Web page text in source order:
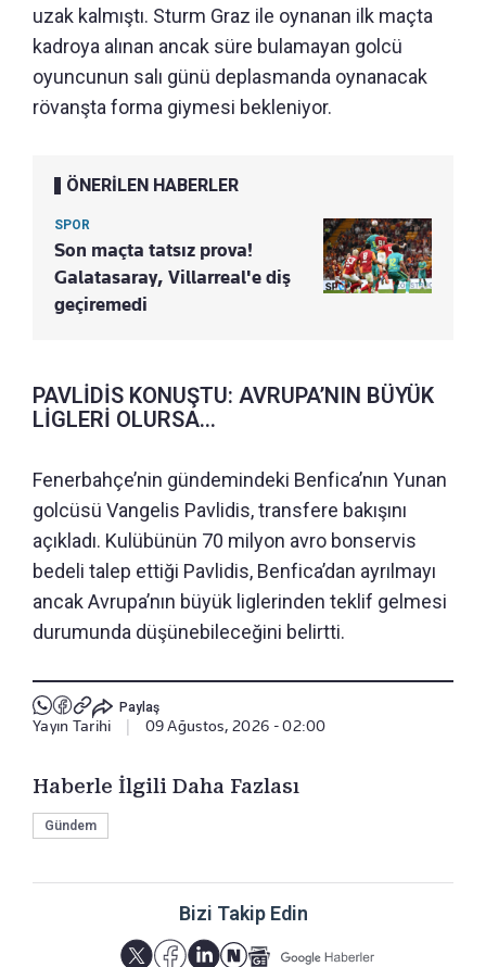
uzak kalmıştı. Sturm Graz ile oynanan ilk maçta
kadroya alınan ancak süre bulamayan golcü
oyuncunun salı günü deplasmanda oynanacak
rövanşta forma giymesi bekleniyor.
ÖNERİLEN HABERLER
SPOR
Son maçta tatsız prova!
Galatasaray, Villarreal'e diş
geçiremedi
PAVLİDİS KONUŞTU: AVRUPA’NIN BÜYÜK
LİGLERİ OLURSA...
Fenerbahçe’nin gündemindeki Benfica’nın Yunan
golcüsü Vangelis Pavlidis, transfere bakışını
açıkladı. Kulübünün 70 milyon avro bonservis
bedeli talep ettiği Pavlidis, Benfica’dan ayrılmayı
ancak Avrupa’nın büyük liglerinden teklif gelmesi
durumunda düşünebileceğini belirtti.
Paylaş
Yayın Tarihi 09 Ağustos, 2026 - 02:00
Haberle İlgili Daha Fazlası
Gündem
Bizi Takip Edin